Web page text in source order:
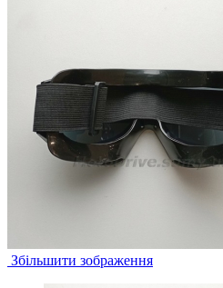
Збільшити зображення